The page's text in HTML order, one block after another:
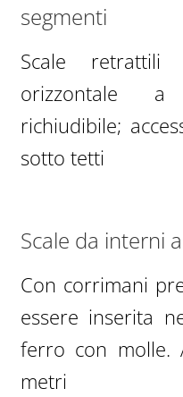
segmenti
Scale
orizzontale a
richiudibile;
sotto tetti
Scale da interni
Con corrimani
essere inserita
ferro con molle.
metri